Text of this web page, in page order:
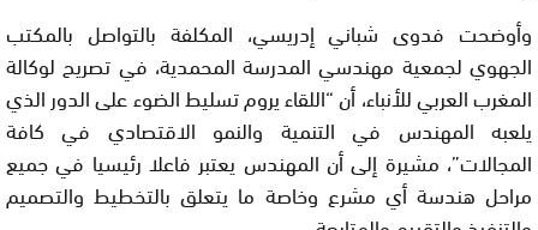
وأوضحت فدوى شباني إدريسي، المكلفة بالتواصل بالمكتب
الجهوي لجمعية مهندسي المدرسة المحمدية، في تصريح لوكالة
المغرب العربي للأنباء، أن “اللقاء يروم تسليط الضوء على الدور الذي
يلعبه المهندس في التنمية والنمو الاقتصادي في كافة
المجالات”، مشيرة إلى أن المهندس يعتبر فاعلا رئيسيا في جميع
مراحل هندسة أي مشرع وخاصة ما يتعلق بالتخطيط والتصميم